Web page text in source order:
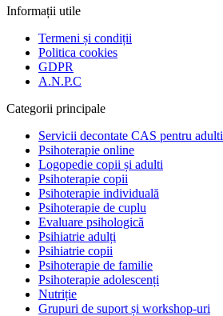
Informații utile
Termeni și condiții
Politica cookies
GDPR
A.N.P.C
Categorii principale
Servicii decontate CAS pentru adulti
Psihoterapie online
Logopedie copii și adulti
Psihoterapie copii
Psihoterapie individuală
Psihoterapie de cuplu
Evaluare psihologică
Psihiatrie adulți
Psihiatrie copii
Psihoterapie de familie
Psihoterapie adolescenți
Nutriție
Grupuri de suport și workshop-uri